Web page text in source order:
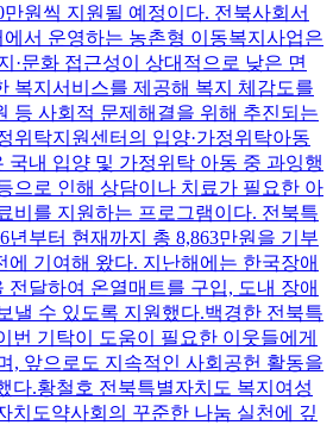
원씩 지원될 예정이다. 전북사회서
서 운영하는 농촌형 이동복지사업은
·문화 접근성이 상대적으로 낮은 면
복지서비스를 제공해 복지 체감도를
등 사회적 문제해결을 위해 추진되는
위탁지원센터의 입양·가정위탁아동
국내 입양 및 가정위탁 아동 중 과잉행
으로 인해 상담이나 치료가 필요한 아
비를 지원하는 프로그램이다. 전북특
년부터 현재까지 총 8,863만원을 기부
기여해 왔다. 지난해에는 한국장애
전달하여 온열매트를 구입, 도내 장애
낼 수 있도록 지원했다.백경한 전북특
번 기탁이 도움이 필요한 이웃들에게
, 앞으로도 지속적인 사회공헌 활동을
다.황철호 전북특별자치도 복지여성
치도약사회의 꾸준한 나눔 실천에 깊